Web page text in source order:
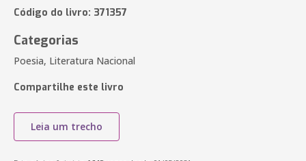
Código do livro: 371357
Categorias
Poesia, Literatura Nacional
Compartilhe este livro
Leia um trecho